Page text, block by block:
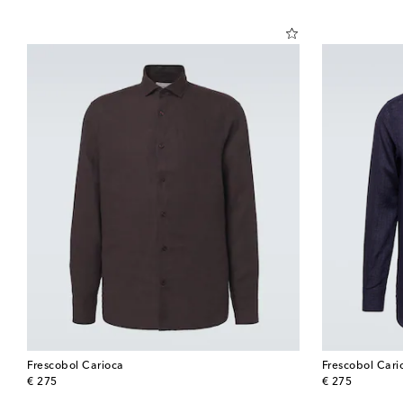
Frescobol Carioca
€ 275
original price
Frescobol
€ 275
original price